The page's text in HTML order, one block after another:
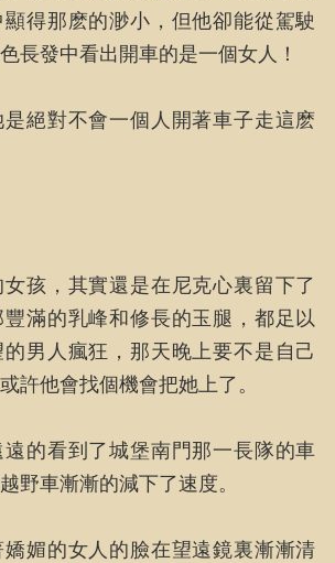
得那麽的渺小，但他卻能從駕駛
長發中看出開車的是一個女人！
絕對不會一個人開著車子走這麽
孩，其實還是在尼克心裏留下了
滿的乳峰和修長的玉腿，都足以
男人瘋狂，那天晚上要不是自己
許他會找個機會把她上了。
的看到了城堡南門那一長隊的車
野車漸漸的減下了速度。
媚的女人的臉在望遠鏡裏漸漸清